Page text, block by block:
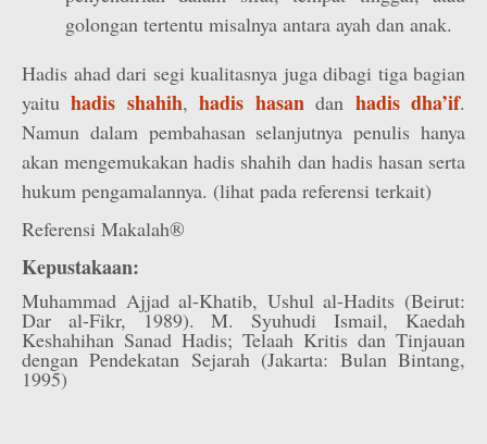
golongan tertentu misalnya antara ayah dan anak.
Hadis ahad dari segi kualitasnya juga dibagi tiga bagian
yaituhadis shahih,hadis hasandan hadis dha’if.
Namun dalam pembahasan selanjutnya penulis hanya
akan mengemukakan hadis shahih dan hadis hasan serta
hukum pengamalannya. (lihat pada referensi terkait)
Referensi Makalah®
Kepustakaan:
Muhammad Ajjad al-Khatib, Ushul al-Hadits (Beirut:
Dar al-Fikr, 1989). M. Syuhudi Ismail, Kaedah
Keshahihan Sanad Hadis; Telaah Kritis dan Tinjauan
dengan Pendekatan Sejarah (Jakarta: Bulan Bintang,
1995)